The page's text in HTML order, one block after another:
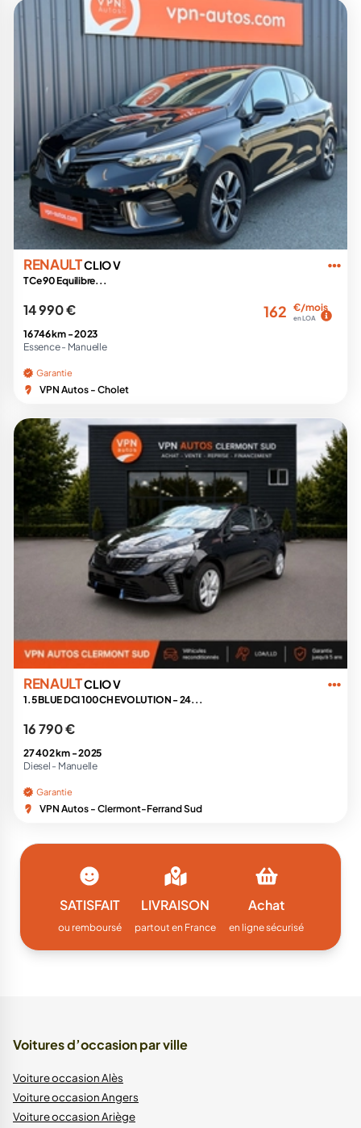
RENAULTCLIO V
TCe 90 Equilibre...
14 990 € 162 €/mois
en LOA
16 746 km -2023
Essence - Manuelle
Garantie
VPN Autos - Cholet
RENAULTCLIO V
1.5 BLUE DCI 100CH EVOLUTION - 24...
16 790 €
27 402 km -2025
Diesel - Manuelle
Garantie
VPN Autos - Clermont-Ferrand Sud
SATISFAIT
ou remboursé
LIVRAISON
partout en France
Achat
en ligne sécurisé
Voitures d’occasion par ville
Voiture occasion Alès
Voiture occasion Angers
Voiture occasion Ariège